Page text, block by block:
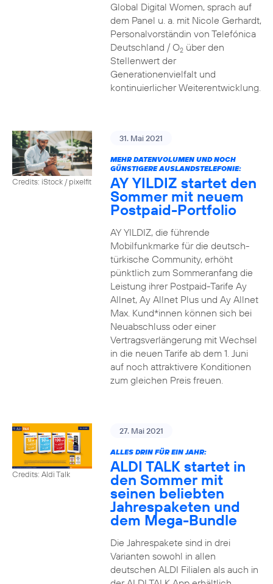
Global Digital Women, sprach auf
dem Panel u. a. mit Nicole Gerhardt,
Personalvorständin von Telefónica
Deutschland / O2über den
Stellenwert der
Generationenvielfalt und
kontinuierlicher Weiterentwicklung.
Credits: iStock / pixelfit
31. Mai 2021
MEHR DATENVOLUMEN UND NOCH
GÜNSTIGERE AUSLANDSTELEFONIE:
AY YILDIZ startet den
Sommer mit neuem
Postpaid-Portfolio
AY YILDIZ, die führende
Mobilfunkmarke für die deutsch-
türkische Community, erhöht
pünktlich zum Sommeranfang die
Leistung ihrer Postpaid-Tarife Ay
Allnet, Ay Allnet Plus und Ay Allnet
Max. Kund*innen können sich bei
Neuabschluss oder einer
Vertragsverlängerung mit Wechsel
in die neuen Tarife ab dem 1. Juni
auf noch attraktivere Konditionen
zum gleichen Preis freuen.
Credits: Aldi Talk
27. Mai 2021
ALLES DRIN FÜR EIN JAHR:
ALDI TALK startet in
den Sommer mit
seinen beliebten
Jahrespaketen und
dem Mega-Bundle
Die Jahrespakete sind in drei
Varianten sowohl in allen
deutschen ALDI Filialen als auch in